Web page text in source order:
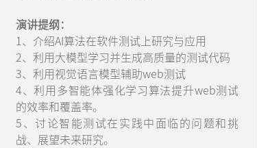
演讲提纲：
1、介绍AI算法在软件测试上研究与应用
2、利用大模型学习并生成高质量的测试代码
3、利用视觉语言模型辅助web测试
4、利用多智能体强化学习算法提升web测试
的效率和覆盖率。
5、讨论智能测试在实践中面临的问题和挑
战、展望未来研究。